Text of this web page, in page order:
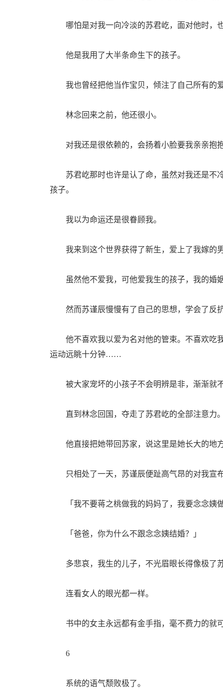
哪怕是对我一向冷淡的苏君屹，面对他时，
他是我用了大半条命生下的孩子。
我也曾经把他当作宝贝，倾注了自己所有的
林念回来之前，他还很小。
对我还是很依赖的，会扬着小脸要我亲亲抱
苏君屹那时也许是认了命，虽然对我还是不
孩子。
我以为命运还是很眷顾我。
我来到这个世界获得了新生，爱上了我嫁的
虽然他不爱我，可他爱我生的孩子，我的婚
然而苏谨辰慢慢有了自己的思想，学会了反
他不喜欢我以爱为名对他的管束。不喜欢吃
运动远眺十分钟……
被大家宠坏的小孩子不会明辨是非，渐渐就
直到林念回国，夺走了苏君屹的全部注意力
他直接把她带回苏家，说这里是她长大的地
只相处了一天，苏谨辰便趾高气昂的对我宣
「我不要蒋之桃做我的妈妈了，我要念念姨
「爸爸，你为什么不跟念念姨结婚？」
多悲哀，我生的儿子，不光眉眼长得像极了
连看女人的眼光都一样。
书中的女主永远都有金手指，毫不费力的就
6
系统的语气颓败极了。